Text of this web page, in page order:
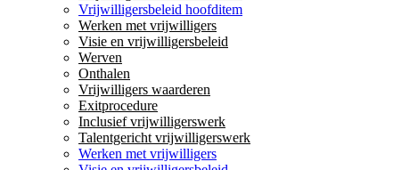
Vrijwilligersbeleid hoofditem
Werken met vrijwilligers
Visie en vrijwilligersbeleid
Werven
Onthalen
Vrijwilligers waarderen
Exitprocedure
Inclusief vrijwilligerswerk
Talentgericht vrijwilligerswerk
Werken met vrijwilligers